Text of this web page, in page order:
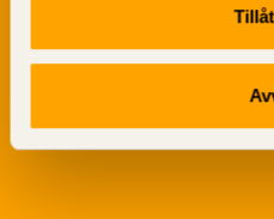
Vi värnar om personlig
Genom att klicka på skicka
Läs vårintegritetspolicy.